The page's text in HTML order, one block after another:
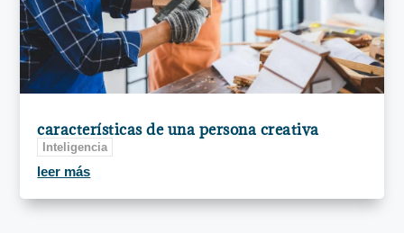
características de una persona creativa
Inteligencia
leer más